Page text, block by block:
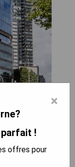
×
!
offres pour